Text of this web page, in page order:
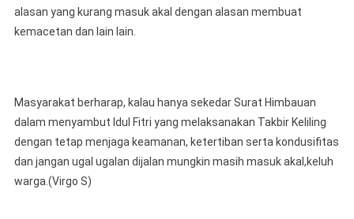
alasan yang kurang masuk akal dengan alasan membuat
kemacetan dan lain lain.
Masyarakat berharap, kalau hanya sekedar Surat Himbauan
dalam menyambut Idul Fitri yang melaksanakan Takbir Keliling
dengan tetap menjaga keamanan, ketertiban serta kondusifitas
dan jangan ugal ugalan dijalan mungkin masih masuk akal,keluh
warga.(Virgo S)